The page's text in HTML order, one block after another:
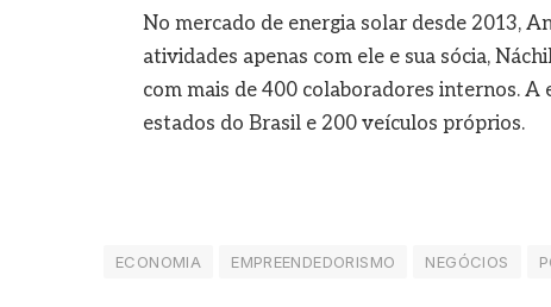
No mercado de energia solar desde 2013,
atividades apenas com ele e sua sócia,
com mais de 400 colaboradores internos.
estados do Brasil e 200 veículos próprios.
ECONOMIA EMPREENDEDORISMO NEGÓCIOS